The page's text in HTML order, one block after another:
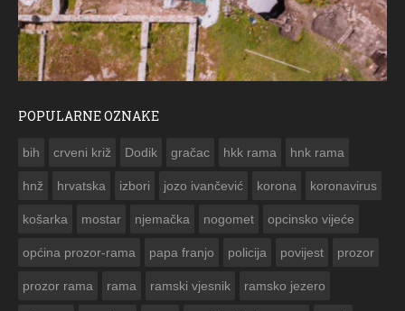
POPULARNE OZNAKE
bih crveni križ Dodik gračac hkk rama hnk rama
hnž hrvatska izbori jozo ivančević korona koronavirus
košarka mostar njemačka nogomet opcinsko vijeće
općina prozor-rama papa franjo policija povijest prozor
prozor rama rama ramski vjesnik ramsko jezero